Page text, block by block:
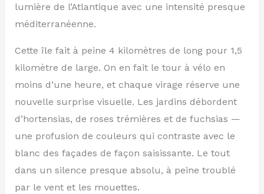
lumière de l’Atlantique avec une intensité presque
méditerranéenne.
Cette île fait à peine 4 kilomètres de long pour 1,5
kilomètre de large. On en fait le tour à vélo en
moins d’une heure, et chaque virage réserve une
nouvelle surprise visuelle. Les jardins débordent
d’hortensias, de roses trémières et de fuchsias —
une profusion de couleurs qui contraste avec le
blanc des façades de façon saisissante. Le tout
dans un silence presque absolu, à peine troublé
par le vent et les mouettes.